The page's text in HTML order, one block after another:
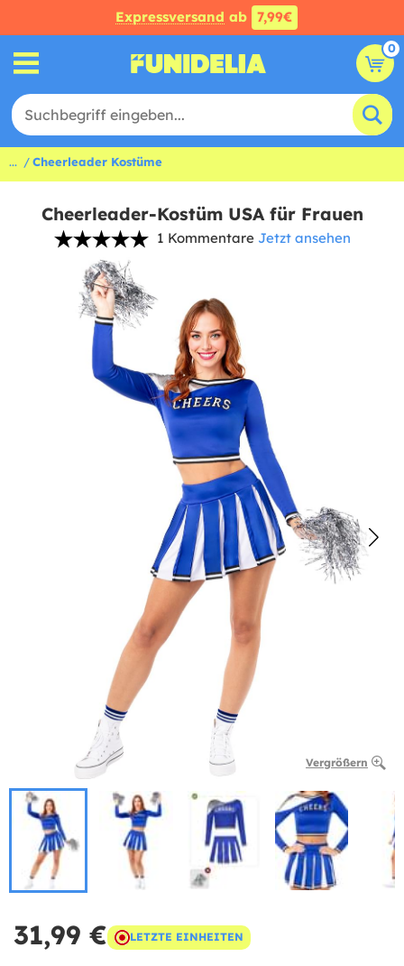
Expressversand ab 7,99€
0
... Cheerleader Kostüme
Cheerleader-Kostüm USA für Frauen
1 Kommentare Jetzt ansehen
Vergrößern
31,99 € LETZTE EINHEITEN